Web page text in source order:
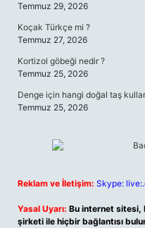
Temmuz 29, 2026
Koçak Türkçe mi ?
Temmuz 27, 2026
Kortizol göbeği nedir ?
Temmuz 25, 2026
Denge için hangi doğal taş
Temmuz 25, 2026
Reklam ve İletişim: Skype:
Yasal Uyarı: Bu internet sitesi,
şirketi ile hiçbir bağlantısı